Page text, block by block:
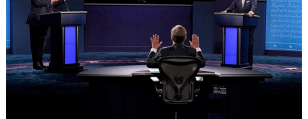
合作 Peter Raven 博士逝世 享年89岁
一晃三十年，初夏又相逢。中华日，等你来赴约 —— 密苏里植物
园“中华日三十周年特别报道（五）
筝声与琴韵交汇：刘励(Li Statler)与钢琴家Darek演绎一场古筝
与钢琴的精彩对话